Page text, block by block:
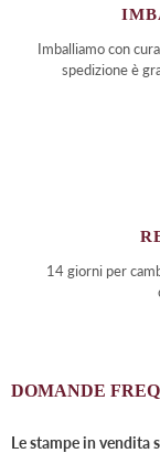
Imballiamo con
spedizione è
14 giorni per
DOMANDE
Le stampe in vendita